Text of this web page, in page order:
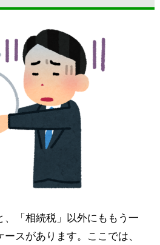
、「相続税」以外にももう一
スがあります。ここでは、